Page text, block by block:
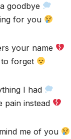
goodbye
for you
your name
forget
I had
pain instead
me of you